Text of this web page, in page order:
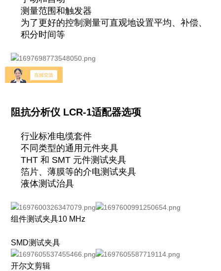
测量范围和触发器
为了更好的控制测量可直观地设置平均、补偿、
积分时间等
阻抗分析仪 LCR-1适配器选项
行业标准电缆套件
不同类型的通用元件夹具
THT 和 SMT 元件测试夹具
箔片、薄膜等的介电测试夹具
液体测试治具
组件测试夹具10 MHz
SMD测试夹具
开尔文剪辑